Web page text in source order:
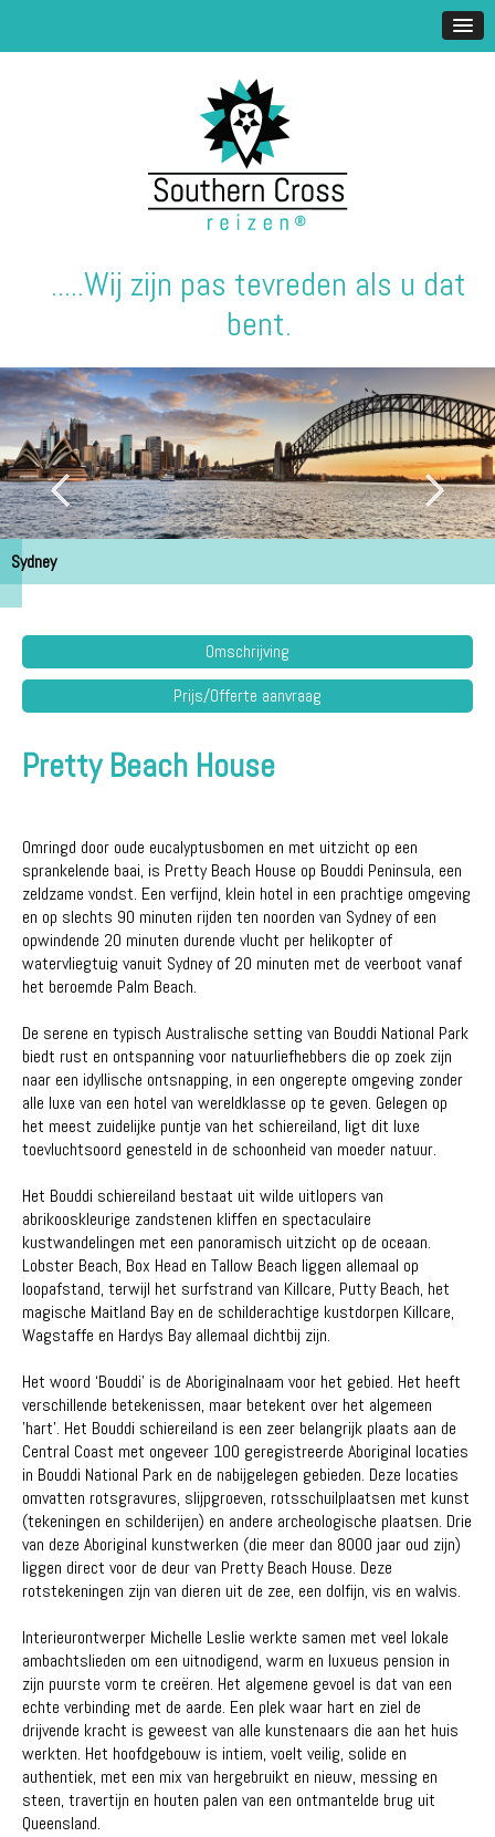
.....Wij zijn pas tevreden als u dat
bent.
Sydney
Omschrijving
Prijs/Offerte aanvraag
Pretty Beach House
Omringd door oude eucalyptusbomen en met uitzicht op een
sprankelende baai, is Pretty Beach House op Bouddi Peninsula, een
zeldzame vondst. Een verfijnd, klein hotel in een prachtige omgeving
en op slechts 90 minuten rijden ten noorden van Sydney of een
opwindende 20 minuten durende vlucht per helikopter of
watervliegtuig vanuit Sydney of 20 minuten met de veerboot vanaf
het beroemde Palm Beach.
De serene en typisch Australische setting van Bouddi National Park
biedt rust en ontspanning voor natuurliefhebbers die op zoek zijn
naar een idyllische ontsnapping, in een ongerepte omgeving zonder
alle luxe van een hotel van wereldklasse op te geven. Gelegen op
het meest zuidelijke puntje van het schiereiland, ligt dit luxe
toevluchtsoord genesteld in de schoonheid van moeder natuur.
Het Bouddi schiereiland bestaat uit wilde uitlopers van
abrikooskleurige zandstenen kliffen en spectaculaire
kustwandelingen met een panoramisch uitzicht op de oceaan.
Lobster Beach, Box Head en Tallow Beach liggen allemaal op
loopafstand, terwijl het surfstrand van Killcare, Putty Beach, het
magische Maitland Bay en de schilderachtige kustdorpen Killcare,
Wagstaffe en Hardys Bay allemaal dichtbij zijn.
Het woord ‘Bouddi’ is de Aboriginalnaam voor het gebied. Het heeft
verschillende betekenissen, maar betekent over het algemeen
'hart'. Het Bouddi schiereiland is een zeer belangrijk plaats aan de
Central Coast met ongeveer 100 geregistreerde Aboriginal locaties
in Bouddi National Park en de nabijgelegen gebieden. Deze locaties
omvatten rotsgravures, slijpgroeven, rotsschuilplaatsen met kunst
(tekeningen en schilderijen) en andere archeologische plaatsen. Drie
van deze Aboriginal kunstwerken (die meer dan 8000 jaar oud zijn)
liggen direct voor de deur van Pretty Beach House. Deze
rotstekeningen zijn van dieren uit de zee, een dolfijn, vis en walvis.
Interieurontwerper Michelle Leslie werkte samen met veel lokale
ambachtslieden om een ​​uitnodigend, warm en luxueus pension in
zijn puurste vorm te creëren. Het algemene gevoel is dat van een
echte verbinding met de aarde. Een plek waar hart en ziel de
drijvende kracht is geweest van alle kunstenaars die aan het huis
werkten. Het hoofdgebouw is intiem, voelt veilig, solide en
authentiek, met een mix van hergebruikt en nieuw, messing en
steen, travertijn en houten palen van een ontmantelde brug uit
Queensland.